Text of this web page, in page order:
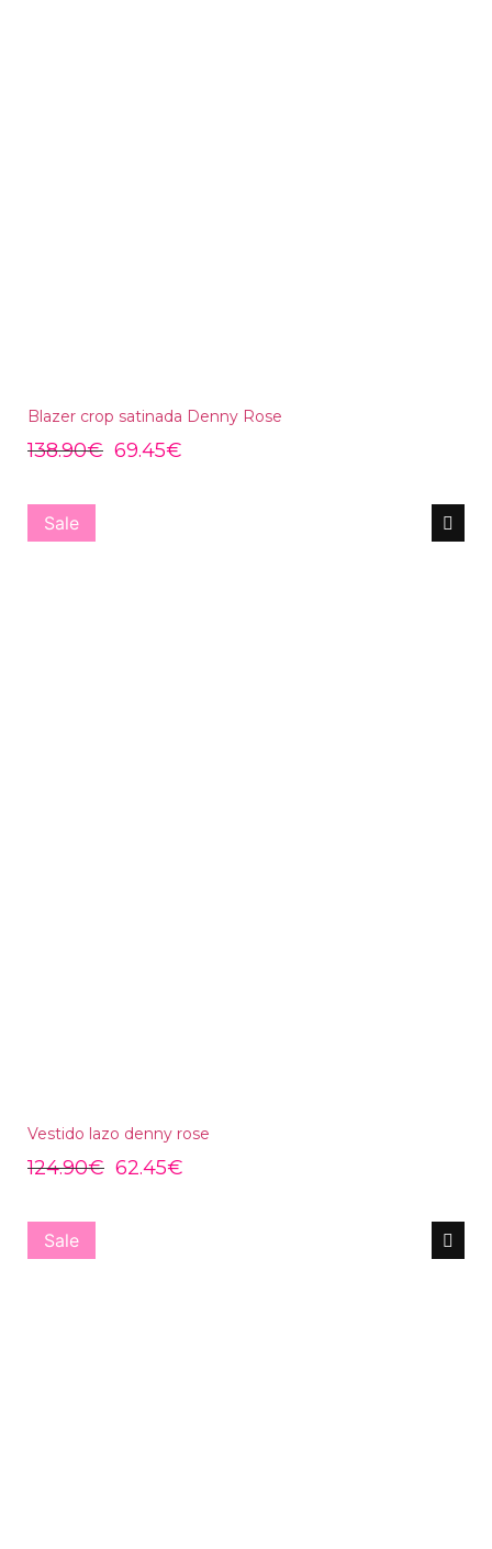
Blazer crop satinada Denny Rose
138.90€ 69.45€
Sale
Vestido lazo denny rose
124.90€ 62.45€
Sale